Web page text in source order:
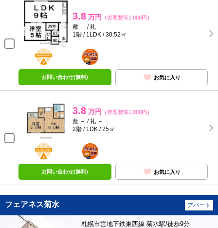
3.8 万円 （管理費等1,000円）
敷 － / 礼 －
1階 / 1LDK / 30.52㎡
BunChinPAY
ポンタ
部屋
お問い合わせ(無料) お気に入り
3.8 万円 （管理費等1,000円）
敷 － / 礼 －
2階 / 1DK / 25㎡
BunChinPAY
ポンタ
部屋
お問い合わせ(無料) お気に入り
フェアネス菊水 アパート
札幌市営地下鉄東西線 菊水駅/徒歩9分